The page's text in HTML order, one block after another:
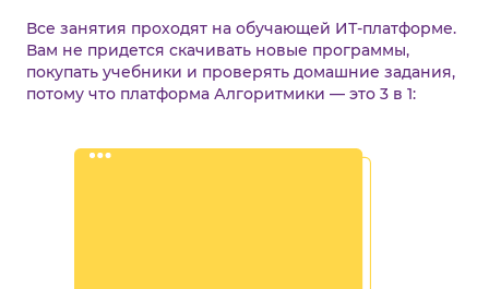
Все занятия проходят на обучающей ИТ-платформе.
Вам не придется скачивать новые программы,
покупать учебники и проверять домашние задания,
потому что платформа Алгоритмики — это 3 в 1: